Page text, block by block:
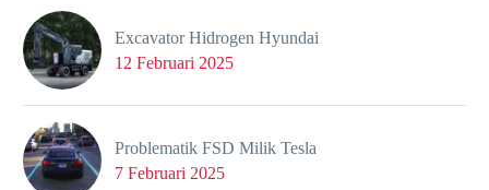
Excavator Hidrogen Hyundai
12 Februari 2025
Problematik FSD Milik Tesla
7 Februari 2025